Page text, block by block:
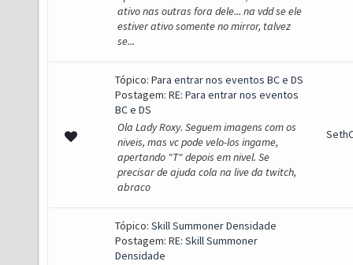
ativo nas outras fora dele... na vdd se ele
estiver ativo somente no mirror, talvez
se...
Tópico: Para entrar nos eventos BC e DS
Postagem: RE: Para entrar nos eventos
BC e DS
Ola Lady Roxy. Seguem imagens com os
niveis, mas vc pode velo-los ingame,
apertando "T" depois em nivel. Se
precisar de ajuda cola na live da twitch,
abraco
Tópico: Skill Summoner Densidade
Postagem: RE: Skill Summoner
Densidade